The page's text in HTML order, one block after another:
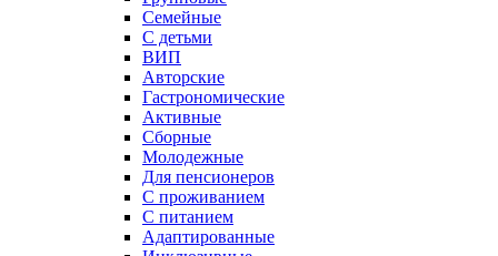
Семейные
С детьми
ВИП
Авторские
Гастрономические
Активные
Сборные
Молодежные
Для пенсионеров
С проживанием
С питанием
Адаптированные